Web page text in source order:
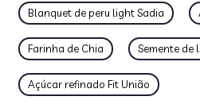
Blanquet de peru light Sadia
Farinha de Chia Semente de
Açúcar refinado Fit União